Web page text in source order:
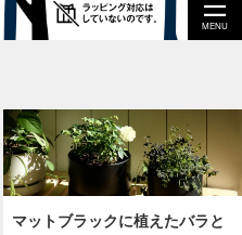
MENU
マットブラックに植えたバラと